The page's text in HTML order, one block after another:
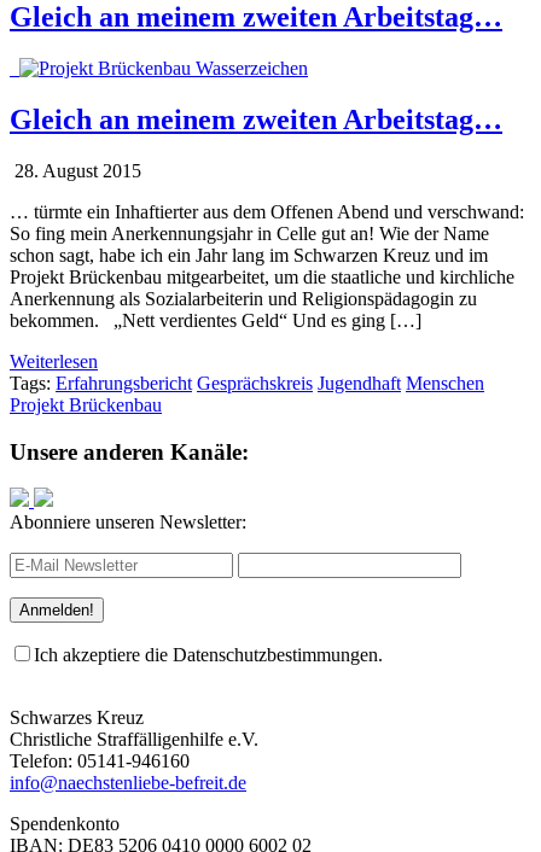
Gleich an meinem zweiten Arbeitstag…
Gleich an meinem zweiten Arbeitstag…
28. August 2015
… türmte ein Inhaftierter aus dem Offenen Abend und verschwand:
So fing mein Anerkennungsjahr in Celle gut an! Wie der Name
schon sagt, habe ich ein Jahr lang im Schwarzen Kreuz und im
Projekt Brückenbau mitgearbeitet, um die staatliche und kirchliche
Anerkennung als Sozialarbeiterin und Religionspädagogin zu
bekommen. „Nett verdientes Geld“ Und es ging […]
Weiterlesen
Tags: Erfahrungsbericht Gesprächskreis Jugendhaft Menschen
Projekt Brückenbau
Unsere anderen Kanäle:
Abonniere unseren Newsletter:
Ich akzeptiere die Datenschutzbestimmungen.
Schwarzes Kreuz
Christliche Straffälligenhilfe e.V.
Telefon: 05141-946160
info@naechstenliebe-befreit.de
Spendenkonto
IBAN: DE83 5206 0410 0000 6002 02